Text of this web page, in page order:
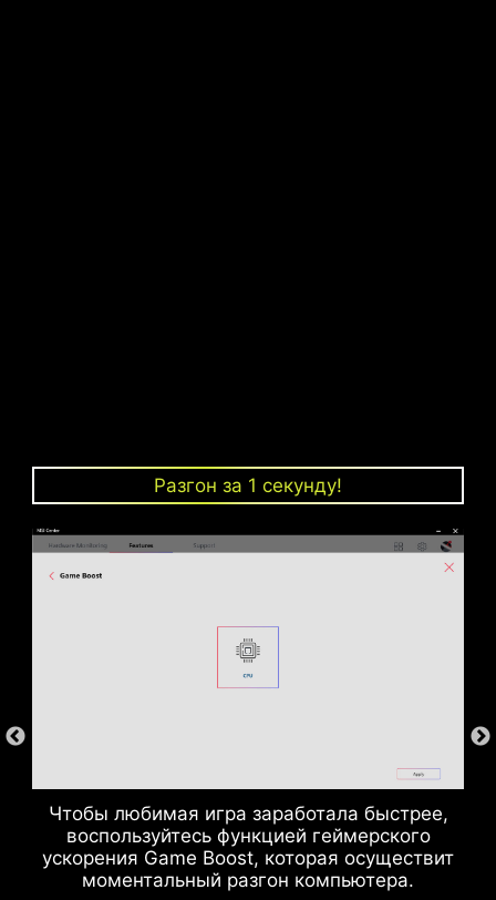
Разгон за 1 секунду!
Чтобы любимая игра заработала быстрее,
воспользуйтесь функцией геймерского
ускорения Game Boost, которая осуществит
моментальный разгон компьютера.
Слоты памяти
DDR